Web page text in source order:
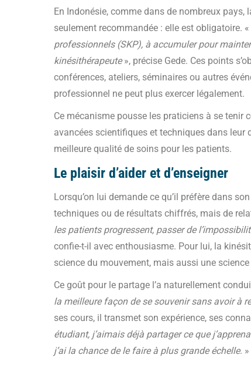
En Indonésie, comme dans de nombreux pays,
seulement recommandée : elle est obligatoire. «
professionnels (SKP), à accumuler pour
kinésithérapeute», précise Gede. Ces points
conférences, ateliers, séminaires ou autres
professionnel ne peut plus exercer légalement.
Ce mécanisme pousse les praticiens à se tenir
avancées scientifiques et techniques dans
meilleure qualité de soins pour les patients.
Le plaisir d’aider et d’enseigner
Lorsqu’on lui demande ce qu’il préfère dans
techniques ou de résultats chiffrés, mais de
les patients progressent, passer de
confie-t-il avec enthousiasme. Pour lui, la
science du mouvement, mais aussi une science
Ce goût pour le partage l’a naturellement
la meilleure façon de se souvenir sans avoir à
ses cours, il transmet son expérience, ses
étudiant, j’aimais déjà partager ce que
j’ai la chance de le faire à plus grande échelle. »